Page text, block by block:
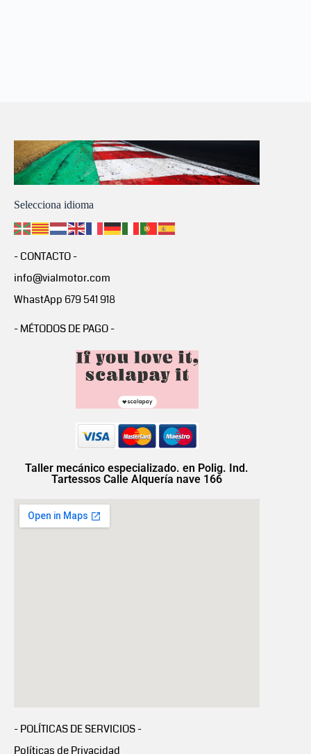
Selecciona idioma
- CONTACTO -
info@vialmotor.com
WhastApp 679 541 918
- MÉTODOS DE PAGO -
Taller mecánico especializado. en Polig. Ind.
Tartessos Calle Alquería nave 166
- POLÍTICAS DE SERVICIOS -
Políticas de Privacidad